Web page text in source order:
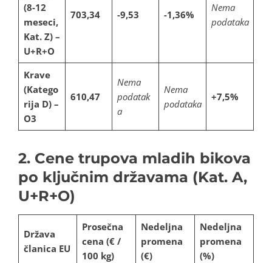
(8-12
meseci,
Kat. Z) –
U+R+O
703,34 -9,53 -1,36%
Nema
podataka
Krave
(Katego
rija D) –
O3
610,47
Nema
podatak
a
Nema
podataka
+7,5%
2. Cene trupova mladih bikova
po ključnim državama (Kat. A,
U+R+O)
Država
članica EU
Prosečna
cena (€ /
100 kg)
Nedeljna
promena
(€)
Nedeljna
promena
(%)